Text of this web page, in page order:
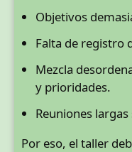
Objetivos
Falta de registro
Mezcla
y prioridades.
Reuniones
Por eso, el taller